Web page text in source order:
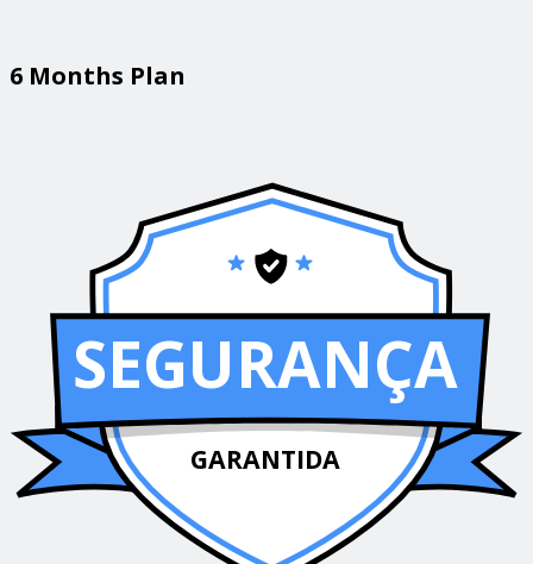
6 Months Plan
SEGURANÇA
GARANTIDA